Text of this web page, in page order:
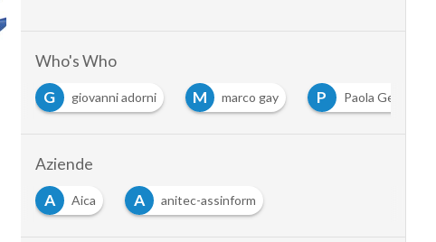
Who's Who
G giovanni adorni M marco gay P Paola Generali
Aziende
A
Aica A anitec-assinform